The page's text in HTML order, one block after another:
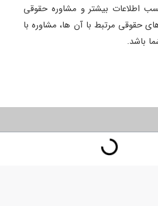
بیشتر و مشاوره حقوقی
حقوقی مرتبط با آن ها، مشاوره با
باشد.